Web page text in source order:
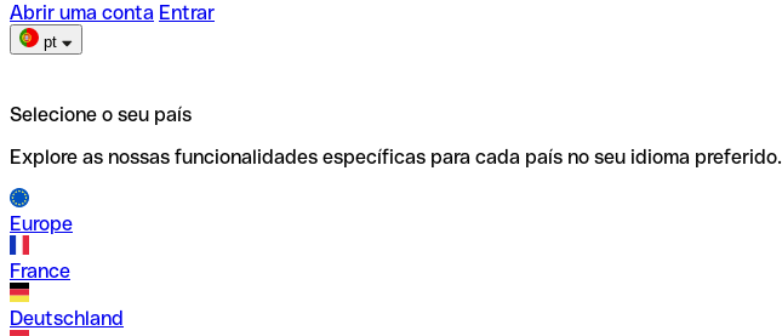
Abrir uma conta Entrar
pt
Selecione o seu país
Explore as nossas funcionalidades específicas para cada país no seu idioma preferido.
Europe
France
Deutschland